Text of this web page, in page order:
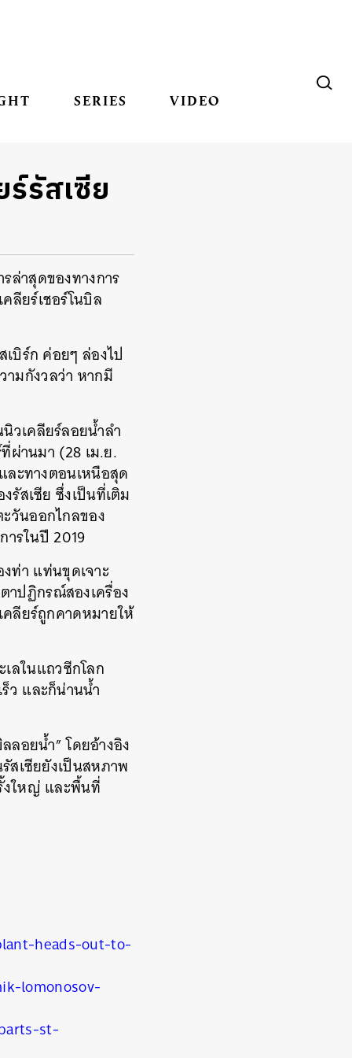
SERIES VIDEO
ร์รัสเซีย
ล่าสุดของทางการ
ลียร์เชอร์โนบิล
เบิร์ก ค่อยๆ ล่องไป
มกังวลว่า หากมี
วเคลียร์ลอยน้ำลำ
ผ่านมา (28 เม.ย.
ละทางตอนเหนือสุด
รัสเซีย ซึ่งเป็นที่เติม
วันออกไกลของ
รในปี 2019
ท่า แท่นขุดเจาะ
าปฏิกรณ์สองเครื่อง
ลียร์ถูกคาดหมายให้
ลในแถวซีกโลก
ว และก็น่านน้ำ
อยน้ำ” โดยอ้างอิง
สเซียยังเป็นสหภาพ
งใหญ่ และพื้นที่
heads-out-to-
lomonosov-
st-